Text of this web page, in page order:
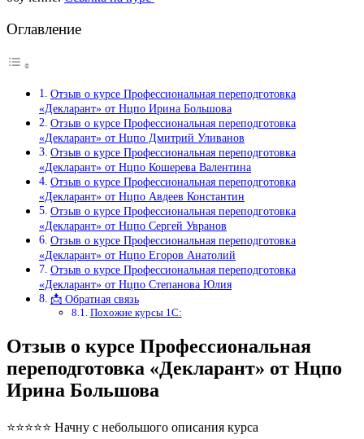
Оглавление
Отзыв о курсе Профессиональная переподготовка
«Декларант» от Нцпо Ирина Большова
Отзыв о курсе Профессиональная переподготовка
«Декларант» от Нцпо Дмитрий Уливанов
Отзыв о курсе Профессиональная переподготовка
«Декларант» от Нцпо Кошерева Валентина
Отзыв о курсе Профессиональная переподготовка
«Декларант» от Нцпо Авдеев Константин
Отзыв о курсе Профессиональная переподготовка
«Декларант» от Нцпо Сергей Увранов
Отзыв о курсе Профессиональная переподготовка
«Декларант» от Нцпо Егоров Анатолий
Отзыв о курсе Профессиональная переподготовка
«Декларант» от Нцпо Степанова Юлия
📩 Обратная связь
Похожие курсы 1С:
Отзыв о курсе Профессиональная
переподготовка «Декларант» от Нцпо
Ирина Большова
⭐⭐⭐⭐⭐ Начну с небольшого описания курса